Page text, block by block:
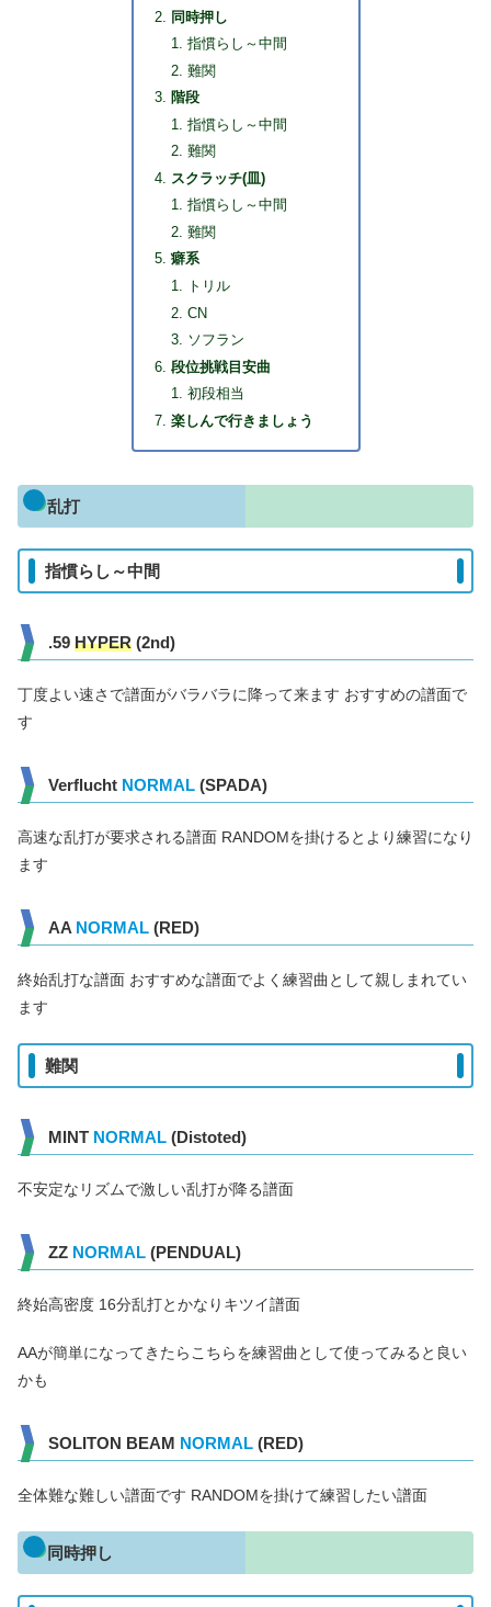
同時押し
指慣らし～中間
難関
階段
指慣らし～中間
難関
スクラッチ(皿)
指慣らし～中間
難関
癖系
トリル
CN
ソフラン
段位挑戦目安曲
初段相当
楽しんで行きましょう
乱打
指慣らし～中間
.59 HYPER (2nd)
丁度よい速さで譜面がバラバラに降って来ます おすすめの譜面で
す
Verflucht NORMAL (SPADA)
高速な乱打が要求される譜面 RANDOMを掛けるとより練習になり
ます
AA NORMAL (RED)
終始乱打な譜面 おすすめな譜面でよく練習曲として親しまれてい
ます
難関
MINT NORMAL (Distoted)
不安定なリズムで激しい乱打が降る譜面
ZZ NORMAL (PENDUAL)
終始高密度 16分乱打とかなりキツイ譜面
AAが簡単になってきたらこちらを練習曲として使ってみると良い
かも
SOLITON BEAM NORMAL (RED)
全体難な難しい譜面です RANDOMを掛けて練習したい譜面
同時押し